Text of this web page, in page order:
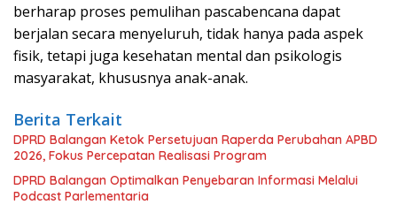
berharap proses pemulihan pascabencana dapat
berjalan secara menyeluruh, tidak hanya pada aspek
fisik, tetapi juga kesehatan mental dan psikologis
masyarakat, khususnya anak-anak.
Berita Terkait
DPRD Balangan Ketok Persetujuan Raperda Perubahan APBD
2026, Fokus Percepatan Realisasi Program
DPRD Balangan Optimalkan Penyebaran Informasi Melalui
Podcast Parlementaria